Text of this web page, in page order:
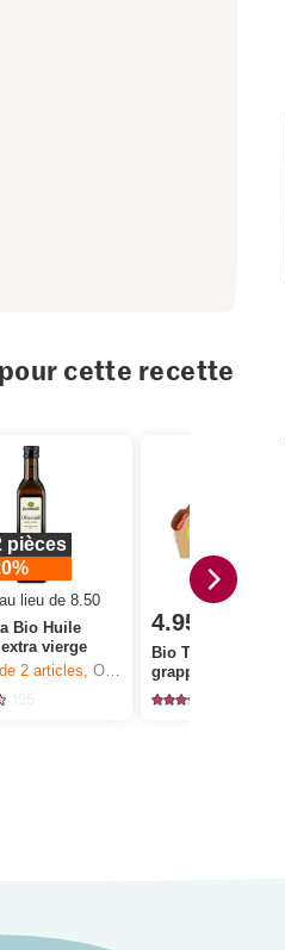
cette recette
pièces
au lieu de 8.50
Bio Huile
vierge
2articles,Offre valable du 6.8 au 12.8.2026, jusqu’à épuisement du stock.
4.95
Bio Tomates en
grappes